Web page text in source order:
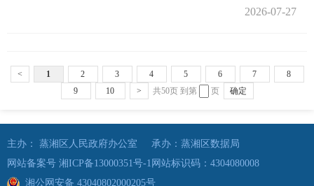
2026-07-27
< 1 2 3 4 5 6 7
8
9
10 > 共50页到第 页 确定
主办： 蒸湘区人民政府办公室
承办：蒸湘区数据局
网站备案号 湘ICP备13000351号-1 网站标识码：4304080008
湘公网安备 43040802000205号